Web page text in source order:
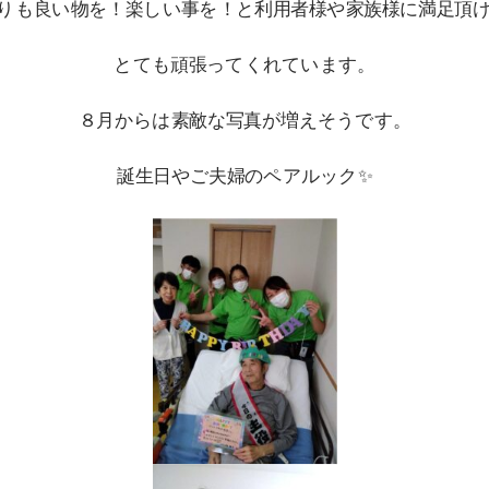
も良い物を！楽しい事を！と利用者様や家族様に満足頂
とても頑張ってくれています。
８月からは素敵な写真が増えそうです。
誕生日やご夫婦のペアルック✨